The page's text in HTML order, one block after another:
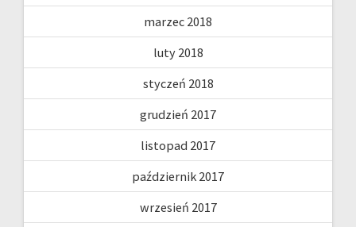
marzec 2018
luty 2018
styczeń 2018
grudzień 2017
listopad 2017
październik 2017
wrzesień 2017